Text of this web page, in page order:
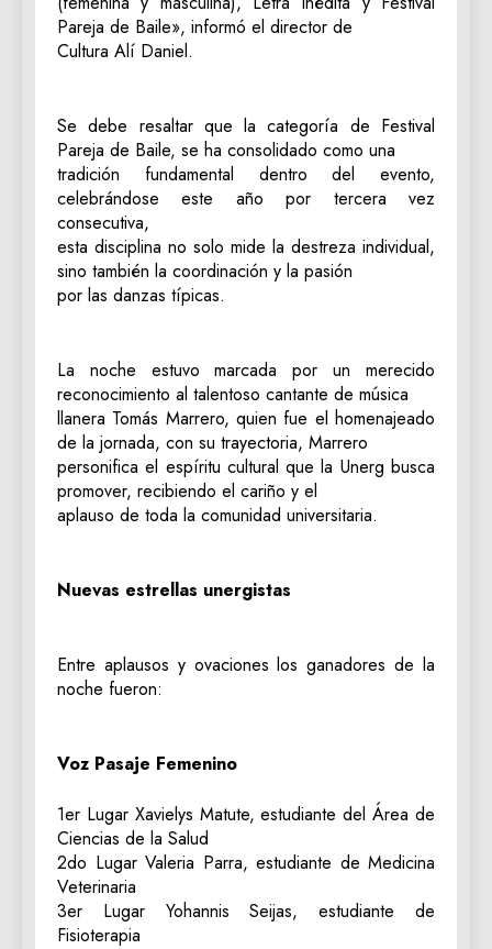
Pareja de Baile», informó el director de
Cultura Alí Daniel.
Se debe resaltar que la categoría de Festival
Pareja de Baile, se ha consolidado como una
tradición fundamental dentro del evento,
celebrándose este año por tercera vez
consecutiva,
esta disciplina no solo mide la destreza individual,
sino también la coordinación y la pasión
por las danzas típicas.
La noche estuvo marcada por un merecido
reconocimiento al talentoso cantante de música
llanera Tomás Marrero, quien fue el homenajeado
de la jornada, con su trayectoria, Marrero
personifica el espíritu cultural que la Unerg busca
promover, recibiendo el cariño y el
aplauso de toda la comunidad universitaria.
Nuevas estrellas unergistas
​Entre aplausos y ovaciones los ganadores de la
noche fueron:
Voz Pasaje Femenino
1er Lugar Xavielys Matute, estudiante del Área de
Ciencias de la Salud
2do Lugar Valeria Parra, estudiante de Medicina
Veterinaria
3er Lugar Yohannis Seijas, estudiante de
Fisioterapia